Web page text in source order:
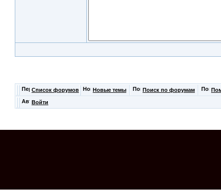
Список форумов Новые темы Поиск по форумам
Войти